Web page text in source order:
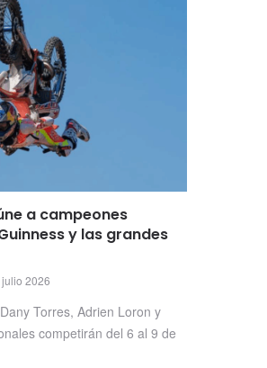
a campeones
y las grandes
2026
Torres, Adrien Loron y
competirán del 6 al 9 de